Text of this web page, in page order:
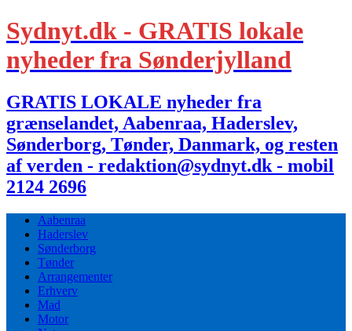
Sydnyt.dk - GRATIS lokale
nyheder fra Sønderjylland
GRATIS LOKALE nyheder fra
grænselandet, Aabenraa, Haderslev,
Sønderborg, Tønder, Danmark, og resten
af verden - redaktion@sydnyt.dk - mobil
2124 2696
Aabenraa
Haderslev
Sønderborg
Tønder
Arrangementer
Erhverv
Mad
Motor